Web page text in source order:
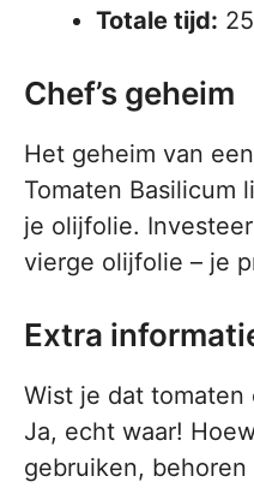
Totale tijd:
Chef’s geheim
Het geheim van
Tomaten Basilicum
je olijfolie.
vierge olijfolie – je
Extra
Wist je dat
Ja, echt waar!
gebruiken,